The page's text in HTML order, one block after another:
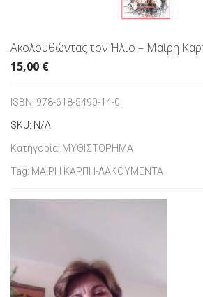
Ακολουθώντας τον Ήλιο – Μαίρη
15,00 €
ISBN: 978-618-5490-14-0
SKU: N/A
Κατηγορία: ΜΥΘΙΣΤΟΡΗΜΑ
Tag: ΜΑΙΡΗ ΚΑΡΠΗ-ΛΑΚΟΥΜΕΝΤΑ